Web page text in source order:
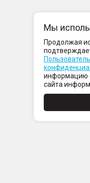
Мы
Продолжая
информацию
сайта